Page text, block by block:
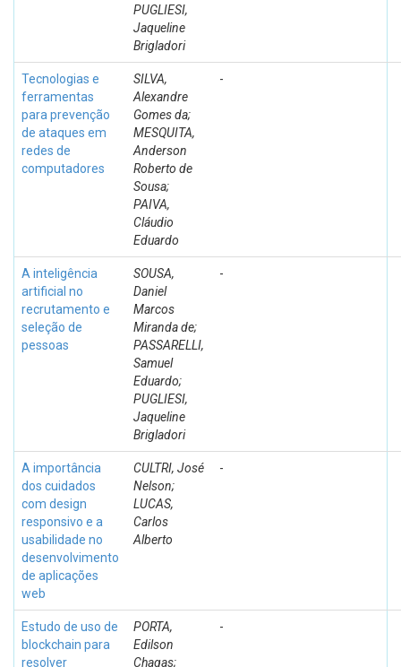
PUGLIESI,
Jaqueline
Brigladori
Tecnologias e
ferramentas
para prevenção
de ataques em
redes de
computadores
SILVA,
Alexandre
Gomes da;
MESQUITA,
Anderson
Roberto de
Sousa;
PAIVA,
Cláudio
Eduardo
-
A inteligência
artificial no
recrutamento e
seleção de
pessoas
SOUSA,
Daniel
Marcos
Miranda de;
PASSARELLI,
Samuel
Eduardo;
PUGLIESI,
Jaqueline
Brigladori
-
A importância
dos cuidados
com design
responsivo e a
usabilidade no
desenvolvimento
de aplicações
web
CULTRI, José
Nelson;
LUCAS,
Carlos
Alberto
-
Estudo de uso de
blockchain para
resolver
PORTA,
Edilson
Chagas;
-